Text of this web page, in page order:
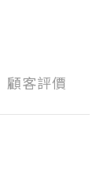
顧客評價